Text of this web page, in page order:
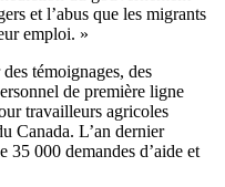
et l’abus que les migrants
emploi. »
témoignages, des
de première ligne
travailleurs agricoles
Canada. L’an dernier
35 000 demandes d’aide et